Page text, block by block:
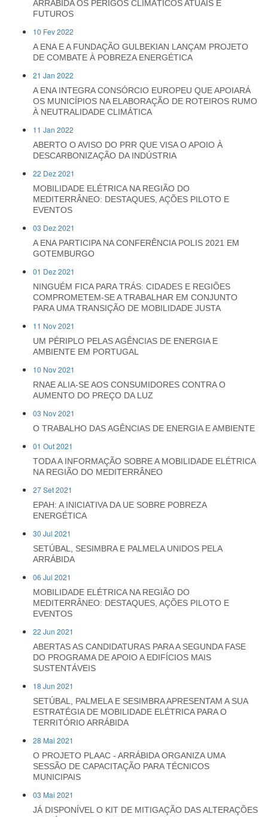
ARRÁBIDA OS PERIGOS CLIMÁTICOS ATUAIS E
FUTUROS
10 Fev 2022
A ENA E A FUNDAÇÃO GULBEKIAN LANÇAM PROJETO
DE COMBATE À POBREZA ENERGÉTICA
21 Jan 2022
A ENA INTEGRA CONSÓRCIO EUROPEU QUE APOIARÁ
OS MUNICÍPIOS NA ELABORAÇÃO DE ROTEIROS RUMO
À NEUTRALIDADE CLIMÁTICA
11 Jan 2022
ABERTO O AVISO DO PRR QUE VISA O APOIO À
DESCARBONIZAÇÃO DA INDÚSTRIA
22 Dez 2021
MOBILIDADE ELÉTRICA NA REGIÃO DO
MEDITERRÂNEO: DESTAQUES, AÇÕES PILOTO E
EVENTOS
03 Dez 2021
A ENA PARTICIPA NA CONFERÊNCIA POLIS 2021 EM
GOTEMBURGO
01 Dez 2021
NINGUÉM FICA PARA TRÁS: CIDADES E REGIÕES
COMPROMETEM-SE A TRABALHAR EM CONJUNTO
PARA UMA TRANSIÇÃO DE MOBILIDADE JUSTA
11 Nov 2021
UM PÉRIPLO PELAS AGÊNCIAS DE ENERGIA E
AMBIENTE EM PORTUGAL
10 Nov 2021
RNAE ALIA-SE AOS CONSUMIDORES CONTRA O
AUMENTO DO PREÇO DA LUZ
03 Nov 2021
O TRABALHO DAS AGÊNCIAS DE ENERGIA E AMBIENTE
01 Out 2021
TODA A INFORMAÇÃO SOBRE A MOBILIDADE ELÉTRICA
NA REGIÃO DO MEDITERRÂNEO
27 Set 2021
EPAH: A INICIATIVA DA UE SOBRE POBREZA
ENERGÉTICA
30 Jul 2021
SETÚBAL, SESIMBRA E PALMELA UNIDOS PELA
ARRÁBIDA
06 Jul 2021
MOBILIDADE ELÉTRICA NA REGIÃO DO
MEDITERRÂNEO: DESTAQUES, AÇÕES PILOTO E
EVENTOS
22 Jun 2021
ABERTAS AS CANDIDATURAS PARA A SEGUNDA FASE
DO PROGRAMA DE APOIO A EDIFÍCIOS MAIS
SUSTENTÁVEIS
18 Jun 2021
SETÚBAL, PALMELA E SESIMBRA APRESENTAM A SUA
ESTRATÉGIA DE MOBILIDADE ELÉTRICA PARA O
TERRITÓRIO ARRÁBIDA
28 Mai 2021
O PROJETO PLAAC - ARRÁBIDA ORGANIZA UMA
SESSÃO DE CAPACITAÇÃO PARA TÉCNICOS
MUNICIPAIS
03 Mai 2021
JÁ DISPONÍVEL O KIT DE MITIGAÇÃO DAS ALTERAÇÕES